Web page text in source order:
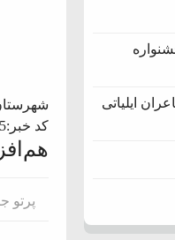
کد خبر:61035 | ۱۴ خرداد ۱۴۰۵ ساعت ۱۶:۲۶
پرتو
ایلیاتی